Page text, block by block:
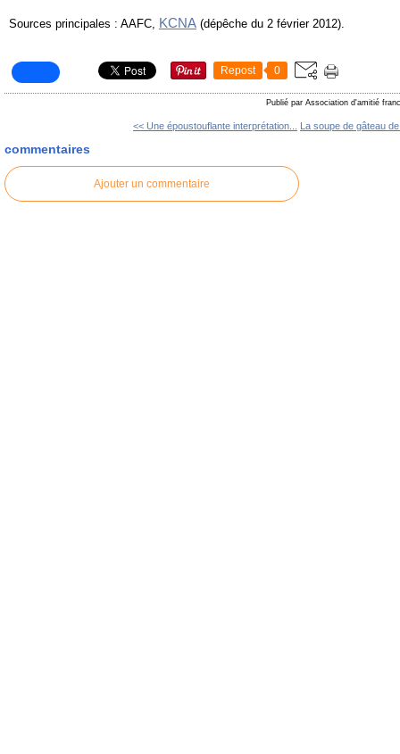
Sources principales : AAFC, KCNA (dépêche du 2 février 2012).
Repost 0
Publié par Association d'amitié
<< Une époustouflante interprétation... La soupe de gâteau
commentaires
Ajouter un commentaire